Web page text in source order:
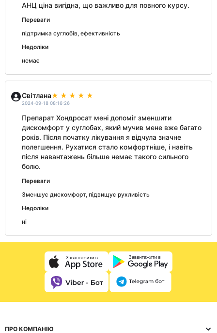
АНЦ ціна вигідна, що важливо для повного курсу.
Переваги
підтримка суглобів, ефективність
Недоліки
немає
Світлана
2024-09-18 08:16:26
Препарат Хондросат мені допоміг зменшити
дискомфорт у суглобах, який мучив мене вже багато
років. Після початку лікування я відчула значне
полегшення. Рухатися стало комфортніше, і навіть
після навантажень більше немає такого сильного
болю.
Переваги
Зменшує дискомфорт, підвищує рухливість
Недоліки
ні
ПРО КОМПАНІЮ